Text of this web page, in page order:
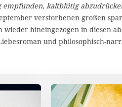
empfunden, kaltblütig
verstorbenen großen
hineingezogen in diesen
und philosophisch-